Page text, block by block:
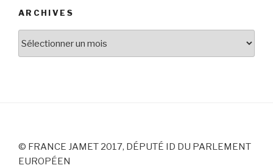
ARCHIVES
© FRANCE JAMET 2017, DÉPUTÉ ID DU PARLEMENT
EUROPÉEN